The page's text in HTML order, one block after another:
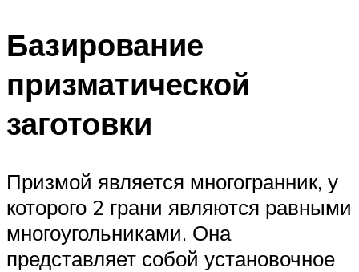
Базирование
призматической
заготовки
Призмой является многогранник, у
которого 2 грани являются равными
многоугольниками. Она
представляет собой установочное